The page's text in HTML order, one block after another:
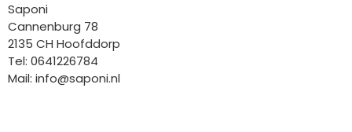
Saponi
Cannenburg 78
2135 CH Hoofddorp
Tel: 0641226784
Mail: info@saponi.nl